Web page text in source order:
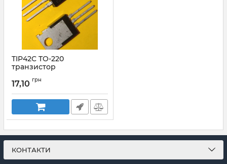
TIP42C TO-220
транзистор
17,10 грн
КОНТАКТИ